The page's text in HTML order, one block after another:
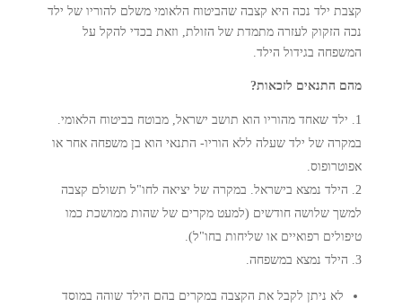
קצבת ילד נכה היא קצבה שהביטוח הלאומי משלם להוריו של ילד
נכה הזקוק לעזרה מתמדת של הזולת, וזאת בכדי להקל על
המשפחה בגידול הילד.
מהם התנאים לזכאות?
ילד שאחד מהוריו הוא תושב ישראל, מבוטח בביטוח הלאומי.
במקרה של ילד שעלה ללא הוריו- התנאי הוא בן משפחה אחר או
אפוטרופוס.
הילד נמצא בישראל. במקרה של יציאה לחו"ל תשולם קצבה
למשך שלושה חודשים (למעט מקרים של שהות ממושכת כמו
טיפולים רפואיים או שליחות בחו"ל).
הילד נמצא במשפחה.
לא ניתן לקבל את הקצבה במקרים בהם הילד שוהה במוסד